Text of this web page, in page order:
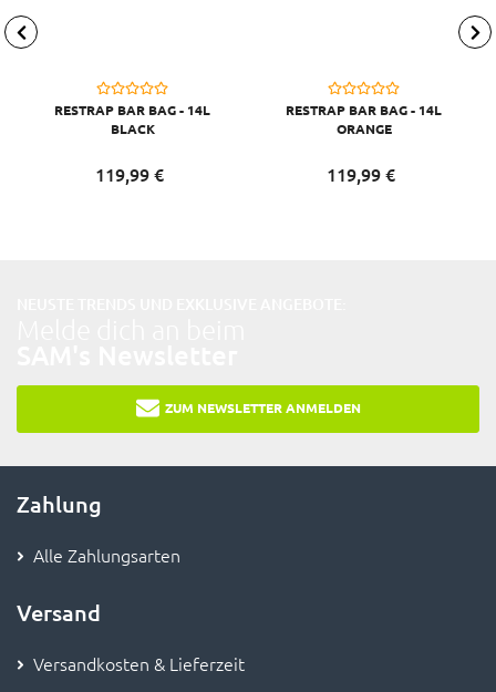
RESTRAP BAR BAG - 14L
BLACK
119,99€
RESTRAP BAR BAG - 14L
ORANGE
119,99€
ZUM NEWSLETTER ANMELDEN
Zahlung
Alle Zahlungsarten
Versand
Versandkosten & Lieferzeit